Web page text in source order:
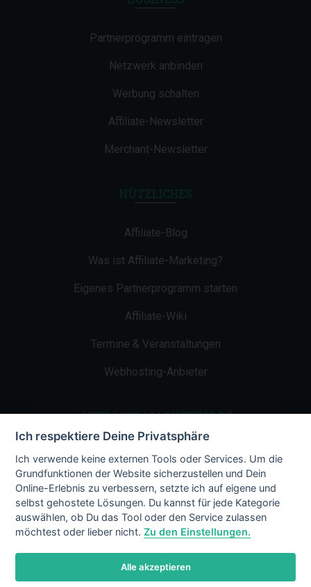
Partnerprogramm eintragen
Netzwerk anbinden
Werbung schalten
Affiliate-Newsletter
Merchant-Newsletter
Affiliate-Blog
Was ist Affiliate-Marketing?
Eigenes Partnerprogramm starten
Affiliate-Wiki
Termine & Veranstaltungen
Webhosting-Anbieter
AFFILIATE-MARKETING.DE
Impressum
Kontakt
Datenschutz
Ich respektiere Deine Privatsphäre
Ich verwende keine externen Tools oder Services. Um die
Grundfunktionen der Website sicherzustellen und Dein
Online-Erlebnis zu verbessern, setzte ich auf eigene und
selbst gehostete Lösungen. Du kannst für jede Kategorie
auswählen, ob Du das Tool oder den Service zulassen
möchtest oder lieber nicht.Zu den Einstellungen.
Alle akzeptieren